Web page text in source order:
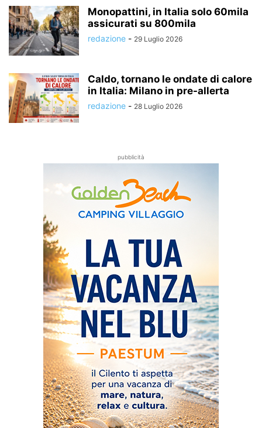
Monopattini, in Italia solo 60mila
assicurati su 800mila
redazione - 29 Luglio 2026
Caldo, tornano le ondate di calore
in Italia: Milano in pre-allerta
redazione - 28 Luglio 2026
pubblicità